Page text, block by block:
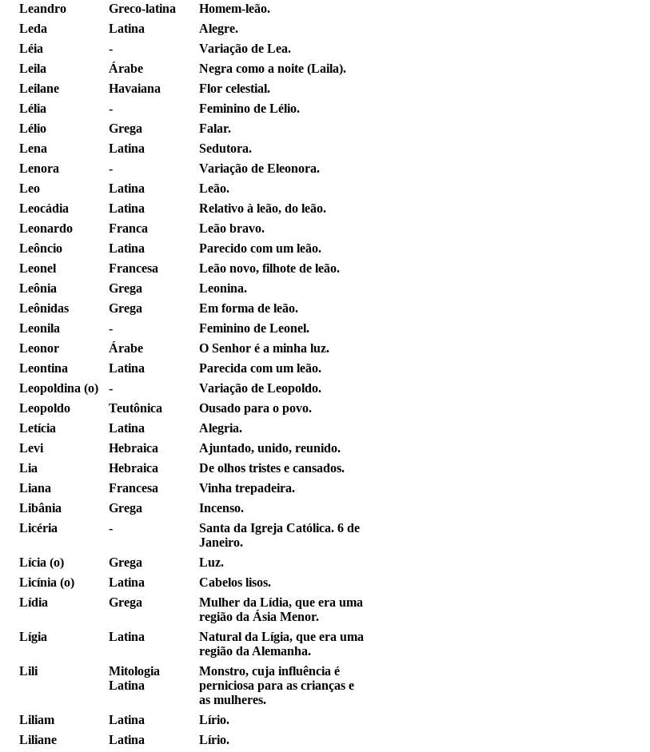
Leandro
Greco-latina
Homem-leão.
Leda
Latina
Alegre.
Léia
-
Variação de Lea.
Leila
Árabe
Negra como a noite (Laila).
Leilane
Havaiana
Flor celestial.
Lélia
-
Feminino de Lélio.
Lélio
Grega
Falar.
Lena
Latina
Sedutora.
Lenora
-
Variação de Eleonora.
Leo
Latina
Leão.
Leocádia
Latina
Relativo à leão, do leão.
Leonardo
Franca
Leão bravo.
Leôncio
Latina
Parecido com um leão.
Leonel
Francesa
Leão novo, filhote de leão.
Leônia
Grega
Leonina.
Leônidas
Grega
Em forma de leão.
Leonila
-
Feminino de Leonel.
Leonor
Árabe
O Senhor é a minha luz.
Leontina
Latina
Parecida com um leão.
Leopoldina (o)
-
Variação de Leopoldo.
Leopoldo
Teutônica
Ousado para o povo.
Letícia
Latina
Alegria.
Levi
Hebraica
Ajuntado, unido, reunido.
Lia
Hebraica
De olhos tristes e cansados.
Liana
Francesa
Vinha trepadeira.
Libânia
Grega
Incenso.
Licéria
-
Santa da Igreja Católica. 6 de
Janeiro.
Lícia (o)
Grega
Luz.
Licínia (o)
Latina
Cabelos lisos.
Lídia
Grega
Mulher da Lídia, que era uma
região da Ásia Menor.
Lígia
Latina
Natural da Lígia, que era uma
região da Alemanha.
Lili
Mitologia
Latina
Monstro, cuja influência é
perniciosa para as crianças e
as mulheres.
Liliam
Latina
Lírio.
Liliane
Latina
Lírio.